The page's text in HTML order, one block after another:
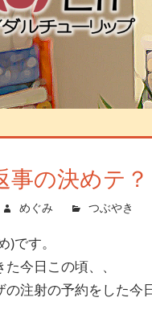
の決めテ？
めぐみ つぶやき
)です。
今日この頃、、
注射の予約をした今